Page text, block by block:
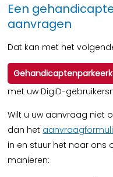
Een
aanvragen
Dat kan met het
met uw DigiD-
Wilt u uw aanvraag niet
dan het
in en stuur het naar ons
manieren: